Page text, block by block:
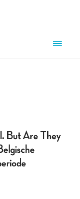
But Are They